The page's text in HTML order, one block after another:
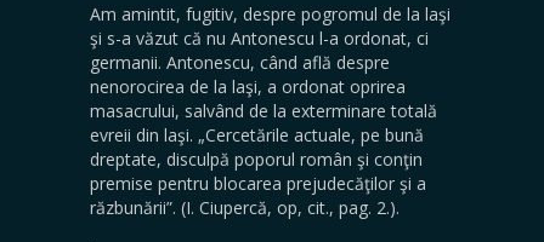
Am amintit, fugitiv, despre pogromul de la laşi
şi s-a văzut că nu Antonescu l-a ordonat, ci
germanii. Antonescu, când află despre
nenorocirea de la laşi, a ordonat oprirea
masacrului, salvând de la exterminare totală
evreii din laşi. „Cercetările actuale, pe bună
dreptate, disculpă poporul român şi conţin
premise pentru blocarea prejudecăţilor şi a
răzbunării”. (I. Ciupercă, op, cit., pag. 2.).